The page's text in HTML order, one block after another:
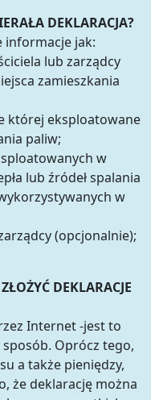
DEKLARACJA?
informacje jak:
lub zarządcy
zamieszkania
której eksploatowane
paliw;
w
lub źródeł spalania
w
(opcjonalnie);
DEKLARACJE
Internet -jest to
Oprócz tego,
a także pieniędzy,
że deklarację można